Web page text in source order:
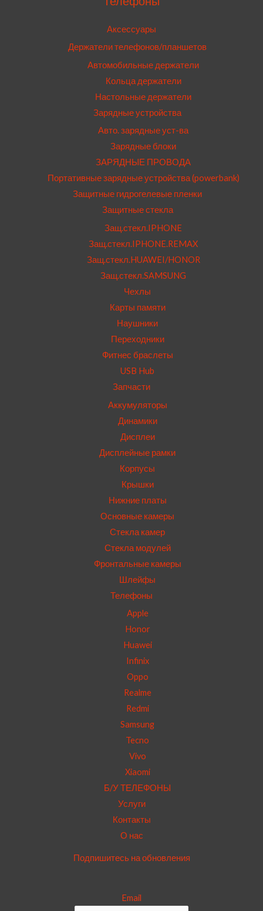
Аксессуары
Держатели телефонов/планшетов
Автомобильные держатели
Кольца держатели
Настольные держатели
Зарядные устройства
Авто. зарядные уст-ва
Зарядные блоки
ЗАРЯДНЫЕ ПРОВОДА
Портативные зарядные устройства (powerbank)
Защитные гидрогелевые пленки
Защитные стекла
Защ.стекл.IPHONE
Защ.стекл.IPHONE.REMAX
Защ.стекл.HUAWEI/HONOR
Защ.стекл.SAMSUNG
Чехлы
Карты памяти
Наушники
Переходники
Фитнес браслеты
USB Hub
Запчасти
Аккумуляторы
Динамики
Дисплеи
Дисплейные рамки
Корпусы
Крышки
Нижние платы
Основные камеры
Стекла камер
Стекла модулей
Фронтальные камеры
Шлейфы
Телефоны
Apple
Honor
Huawei
Infinix
Oppo
Realme
Redmi
Samsung
Tecno
Vivo
Xiaomi
Б/У ТЕЛЕФОНЫ
Услуги
Контакты
О нас
Подпишитесь на обновления
Email